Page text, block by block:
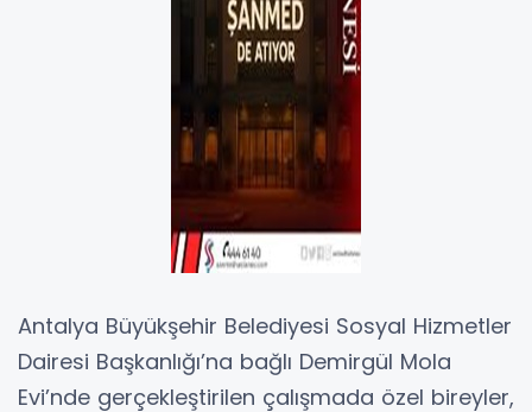
Antalya Büyükşehir Belediyesi Sosyal Hizmetler
Dairesi Başkanlığı’na bağlı Demirgül Mola
Evi’nde gerçekleştirilen çalışmada özel bireyler,